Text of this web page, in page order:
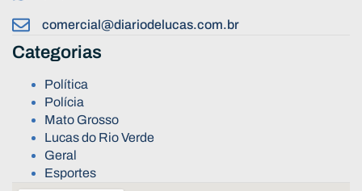
comercial@diariodelucas.com.br
Categorias
Política
Polícia
Mato Grosso
Lucas do Rio Verde
Geral
Esportes